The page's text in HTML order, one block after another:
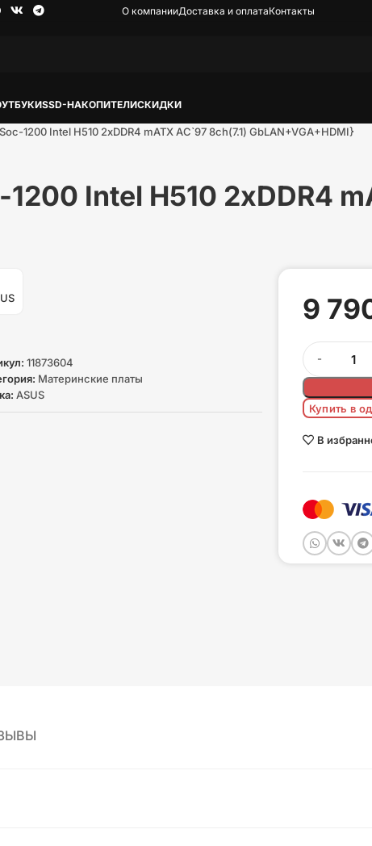
О компанииДоставка и оплатаКонтакты
SSD-НАКОПИТЕЛИСКИДКИ
1200 Intel H510 2xDDR4 mATX AC`97 8ch(7.1) GbLAN+VGA+HDMI}
Intel H510 2xDDR4
11873604
Материнские платы
ASUS
9
Купить в
В